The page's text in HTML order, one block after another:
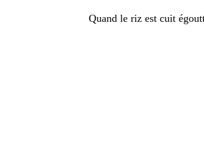
Quand le riz est cuit